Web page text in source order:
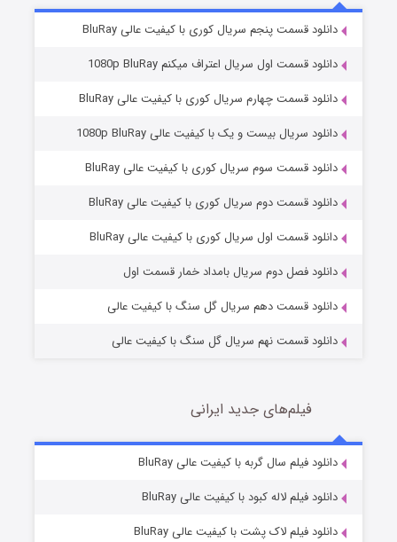
قسمت2 (زیرنویس) منتشر شد
مردگان متحرک: شهر مرده ۳
قسمت2 (زیرنویس) منتشر شد
قسمت7 (زیرنویس) منتشر شد
دانلود قسمت پنجم سریال کوری با کیفیت عالی BluRay
دانلود قسمت اول سریال اعتراف میکنم 1080p BluRay
دانلود قسمت چهارم سریال کوری با کیفیت عالی BluRay
دانلود سریال بیست و یک با کیفیت عالی 1080p BluRay
دانلود قسمت سوم سریال کوری با کیفیت عالی BluRay
دانلود قسمت دوم سریال کوری با کیفیت عالی BluRay
دانلود قسمت اول سریال کوری با کیفیت عالی BluRay
دانلود فصل دوم سریال بامداد خمار قسمت اول
دانلود قسمت دهم سریال گل سنگ با کیفیت عالی
دانلود قسمت نهم سریال گل سنگ با کیفیت عالی
فیلم‌های جدید ایرانی
دانلود فیلم سال گربه با کیفیت عالی BluRay
دانلود فیلم لاله کبود با کیفیت عالی BluRay
دانلود فیلم لاک پشت با کیفیت عالی BluRay